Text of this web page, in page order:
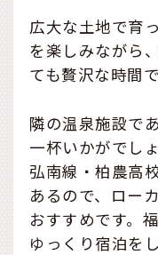
広大な土地で育
を楽しみながら
ても贅沢な時間で
隣の温泉施設で
一杯いかがでし
弘南線・柏農高
あるので、ロー
おすすめです。
ゆっくり宿泊を